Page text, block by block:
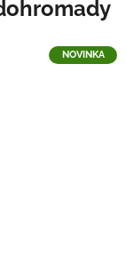
NOVINKA